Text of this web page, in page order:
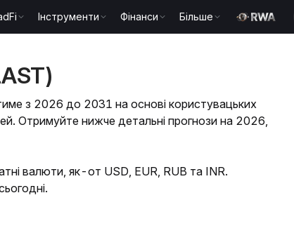
Інструменти Фінанси Більше
з 2026 до 2031 на основі користувацьких
Отримуйте нижче детальні прогнози на 2026,
валюти, як-от USD, EUR, RUB та INR.